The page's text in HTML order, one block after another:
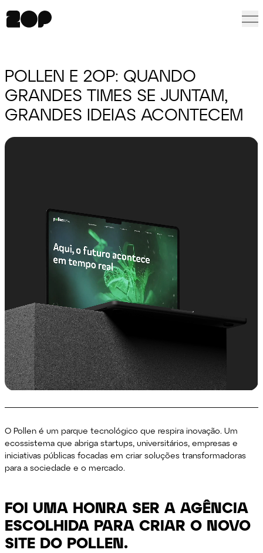
POLLEN E 2OP: QUANDO
GRANDES TIMES SE JUNTAM,
GRANDES IDEIAS ACONTECEM
O Pollen é um parque tecnológico que respira inovação. Um
ecossistema que abriga startups, universitários, empresas e
iniciativas públicas focadas em criar soluções transformadoras
para a sociedade e o mercado.
FOI UMA HONRA SER AAGÊNCIA
ESCOLHIDA PARA CRIAR O NOVO
SITE DO POLLEN.